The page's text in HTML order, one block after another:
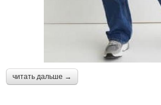
читать дальше →